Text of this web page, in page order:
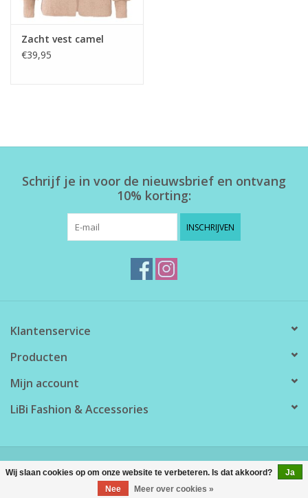
Zacht vest camel
€39,95
Schrijf je in voor de nieuwsbrief en ontvang
10% korting:
INSCHRIJVEN
Klantenservice
Producten
Mijn account
LiBi Fashion & Accessories
Lightspeed
Wij slaan cookies op om onze website te verbeteren. Is dat akkoord?
Ja
Nee
Meer over cookies »